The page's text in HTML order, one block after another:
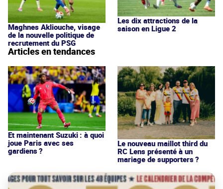
Maghnes Akliouche, visage
de la nouvelle politique de
recrutement du PSG
Les dix attractions de la
saison en Ligue 2
Articles en tendances
Et maintenant Suzuki : à quoi
joue Paris avec ses
gardiens ?
Le nouveau maillot third du
RC Lens présenté à un
mariage de supporters ?